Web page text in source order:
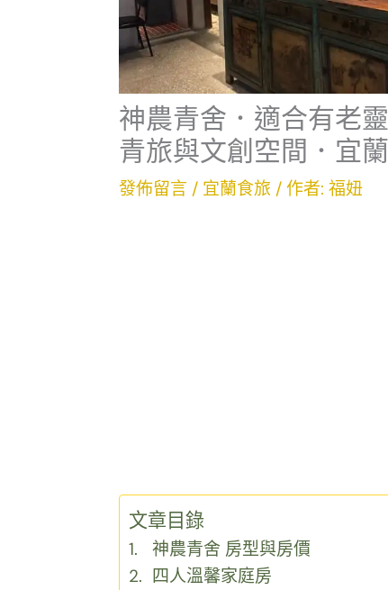
神農青舍．適合有老
青旅與文創空間．宜
發佈留言 / 宜蘭食旅 / 作者: 福妞
文章目錄
神農青舍 房型與房價
四人溫馨家庭房